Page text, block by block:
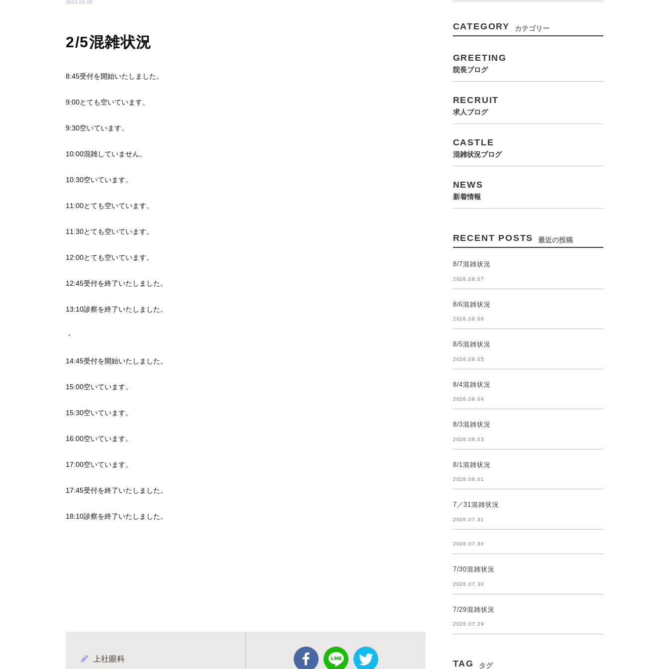
2024.02.05
2/5混雑状況
8:45受付を開始いたしました。
9:00とても空いています。
9:30空いています。
10:00混雑していません。
10:30空いています。
11:00とても空いています。
11:30とても空いています。
12:00とても空いています。
12:45受付を終了いたしました。
13:10診察を終了いたしました。
・
14:45受付を開始いたしました。
15:00空いています。
15:30空いています。
16:00空いています。
17:00空いています。
17:45受付を終了いたしました。
18:10診察を終了いたしました。
上社眼科
CATEGORY カテゴリー
GREETING
院長ブログ
RECRUIT
求人ブログ
CASTLE
混雑状況ブログ
NEWS
新着情報
RECENT POSTS 最近の投稿
8/7混雑状況
2026.08.07
8/6混雑状況
2026.08.06
8/5混雑状況
2026.08.05
8/4混雑状況
2026.08.04
8/3混雑状況
2026.08.03
8/1混雑状況
2026.08.01
7／31混雑状況
2026.07.31
2026.07.30
7/30混雑状況
2026.07.30
7/29混雑状況
2026.07.29
TAG タグ